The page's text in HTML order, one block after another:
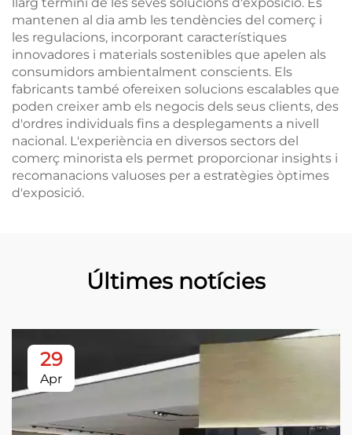
mantenen al dia amb les tendències del comerç i
les regulacions, incorporant característiques
innovadores i materials sostenibles que apelen als
consumidors ambientalment conscients. Els
fabricants també ofereixen solucions escalables que
poden creixer amb els negocis dels seus clients, des
d'ordres individuals fins a desplegaments a nivell
nacional. L'experiència en diversos sectors del
comerç minorista els permet proporcionar insights i
recomanacions valuoses per a estratègies òptimes
d'exposició.
Últimes notícies
29
Apr